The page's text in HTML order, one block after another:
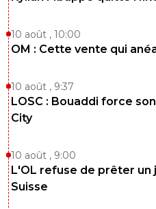
10 août , 10:00
OM : Cette vente qui
10 août , 9:37
LOSC : Bouaddi force
City
10 août , 9:00
L'OL refuse de prêter un
Suisse